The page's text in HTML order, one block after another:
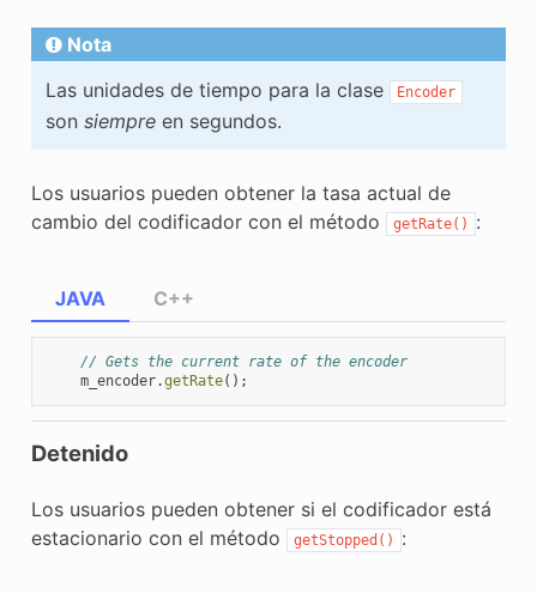
Nota
Las unidades de tiempo para la clase
Encoder
son siempreen segundos.
Los usuarios pueden obtener la tasa actual de
cambio del codificador con el método
getRate() :
JAVA
// Gets the current rate of the encoder
m_encoder.getRate();
C++
Detenido
Los usuarios pueden obtener si el codificador está
estacionario con el método
getStopped() :